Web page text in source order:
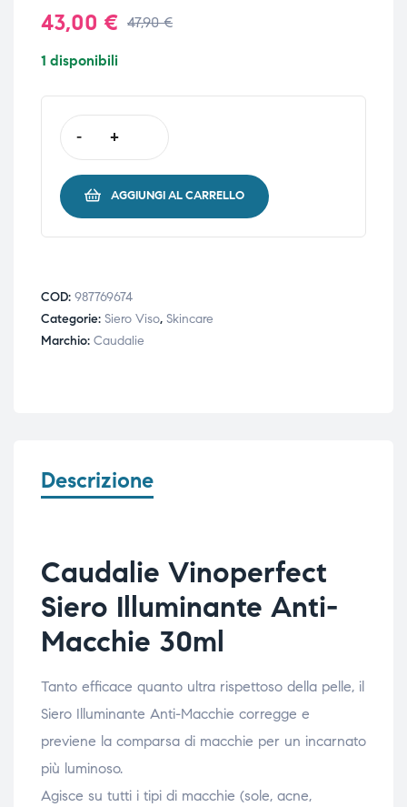
47,90€
43,00 €
1 disponibili
- +
AGGIUNGI AL CARRELLO
COD: 987769674
Categorie: Siero Viso, Skincare
Marchio: Caudalie
Descrizione
Caudalie Vinoperfect
Siero Illuminante Anti-
Macchie 30ml
Tanto efficace quanto ultra rispettoso della pelle, il
Siero Illuminante Anti-Macchie corregge e
previene la comparsa di macchie per un incarnato
più luminoso.
Agisce su tutti i tipi di macchie (sole, acne,